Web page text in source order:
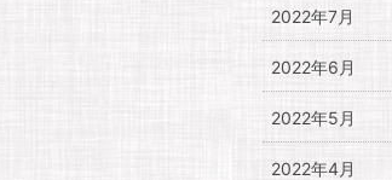
2022年7月
2022年6月
2022年5月
2022年4月